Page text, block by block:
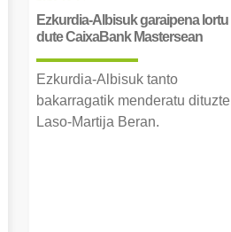
Ezkurdia-Albisuk garaipena lortu
dute CaixaBank Mastersean
Ezkurdia-Albisuk tanto
bakarragatik menderatu dituzte
Laso-Martija Beran.